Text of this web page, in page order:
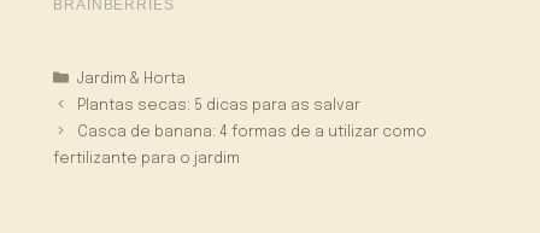
Categorias
Jardim & Horta
Plantas secas: 5 dicas para as salvar
Casca de banana: 4 formas de a utilizar como
fertilizante para o jardim